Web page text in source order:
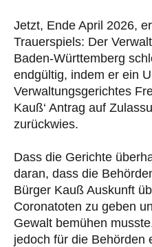
Jetzt, Ende April 2026,
Trauerspiels: Der
Baden-Württemberg
endgültig, indem er ein
Verwaltungsgerichtes
Kauß‘ Antrag auf
zurückwies.
Dass die Gerichte
daran, dass die
Bürger Kauß Auskunft
Coronatoten zu geben
Gewalt bemühen
jedoch für die Behörden